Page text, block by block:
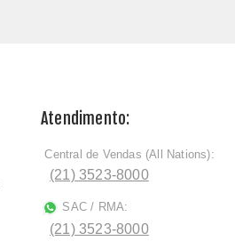
Atendimento:
ﾠCentral de Vendas (All Nations):
(21) 3523-8000
SAC / RMA:
(21) 3523-8000